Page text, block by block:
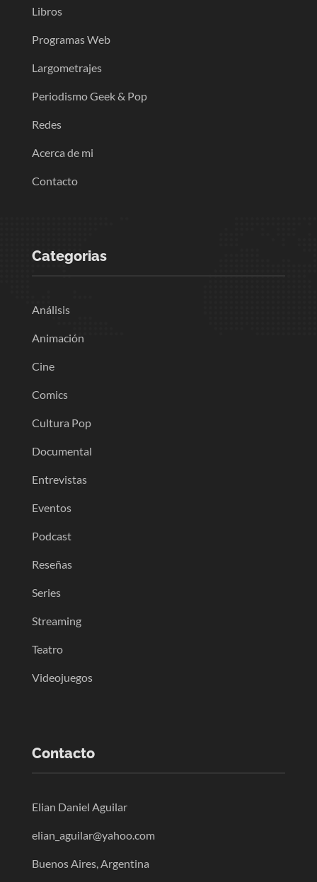
Libros
Programas Web
Largometrajes
Periodismo Geek & Pop
Redes
Acerca de mi
Contacto
Categorias
Análisis
Animación
Cine
Comics
Cultura Pop
Documental
Entrevistas
Eventos
Podcast
Reseñas
Series
Streaming
Teatro
Videojuegos
Contacto
Elian Daniel Aguilar
elian_aguilar@yahoo.com
Buenos Aires, Argentina